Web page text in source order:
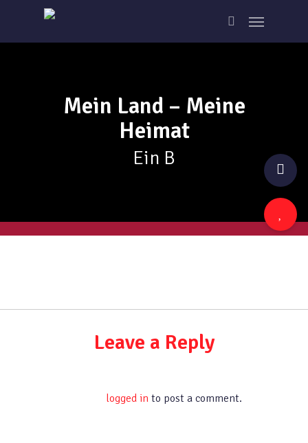
main
search
Menu
Mein Land – Meine
Heimat
Ein B
Leave a Reply
logged in to post a comment.